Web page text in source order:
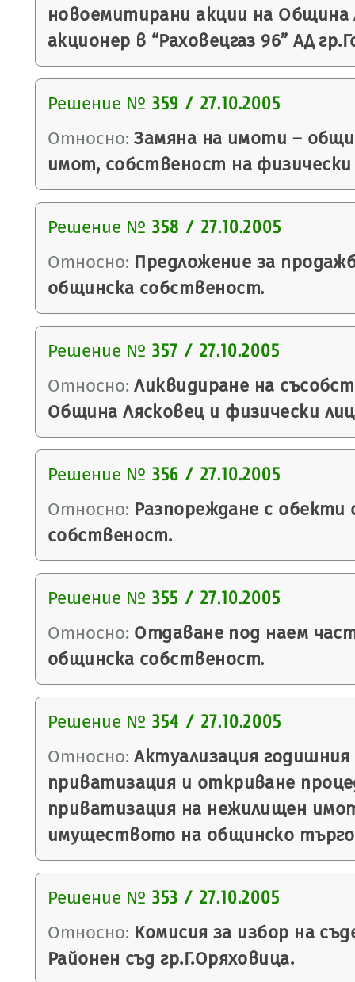
новоемитирани акции на Община
акционер в “Раховецгаз 96” АД
Решение № 359 / 27.10.2005
Относно: Замяна на имоти –
имот, собственост на физически
Решение № 358 / 27.10.2005
Относно: Предложение за
общинска собственост.
Решение № 357 / 27.10.2005
Относно: Ликвидиране на
Община Лясковец и физически
Решение № 356 / 27.10.2005
Относно: Разпореждане с обекти
собственост.
Решение № 355 / 27.10.2005
Относно: Отдаване под наем
общинска собственост.
Решение № 354 / 27.10.2005
Относно: Актуализация годишния
приватизация и откриване
приватизация на нежилищен
имуществото на общинско
Решение № 353 / 27.10.2005
Относно: Комисия за избор на
Районен съд гр.Г.Оряховица.